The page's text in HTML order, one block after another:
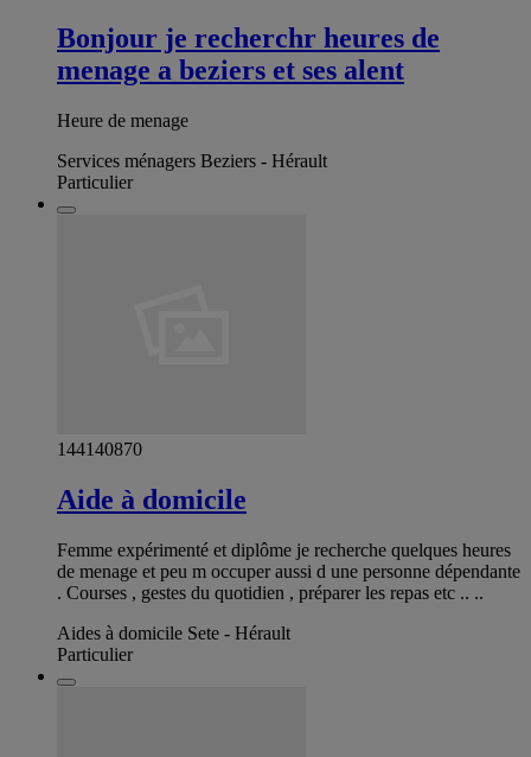
Bonjour je recherchr heures de
menage a beziers et ses alent
Heure de menage
Services ménagers Beziers - Hérault
Particulier
144140870
Aide à domicile
Femme expérimenté et diplôme je recherche quelques heures
de menage et peu m occuper aussi d une personne dépendante
. Courses , gestes du quotidien , préparer les repas etc .. ..
Aides à domicile Sete - Hérault
Particulier